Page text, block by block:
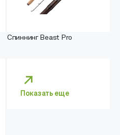
Спиннинг Beast Pro
Показать еще